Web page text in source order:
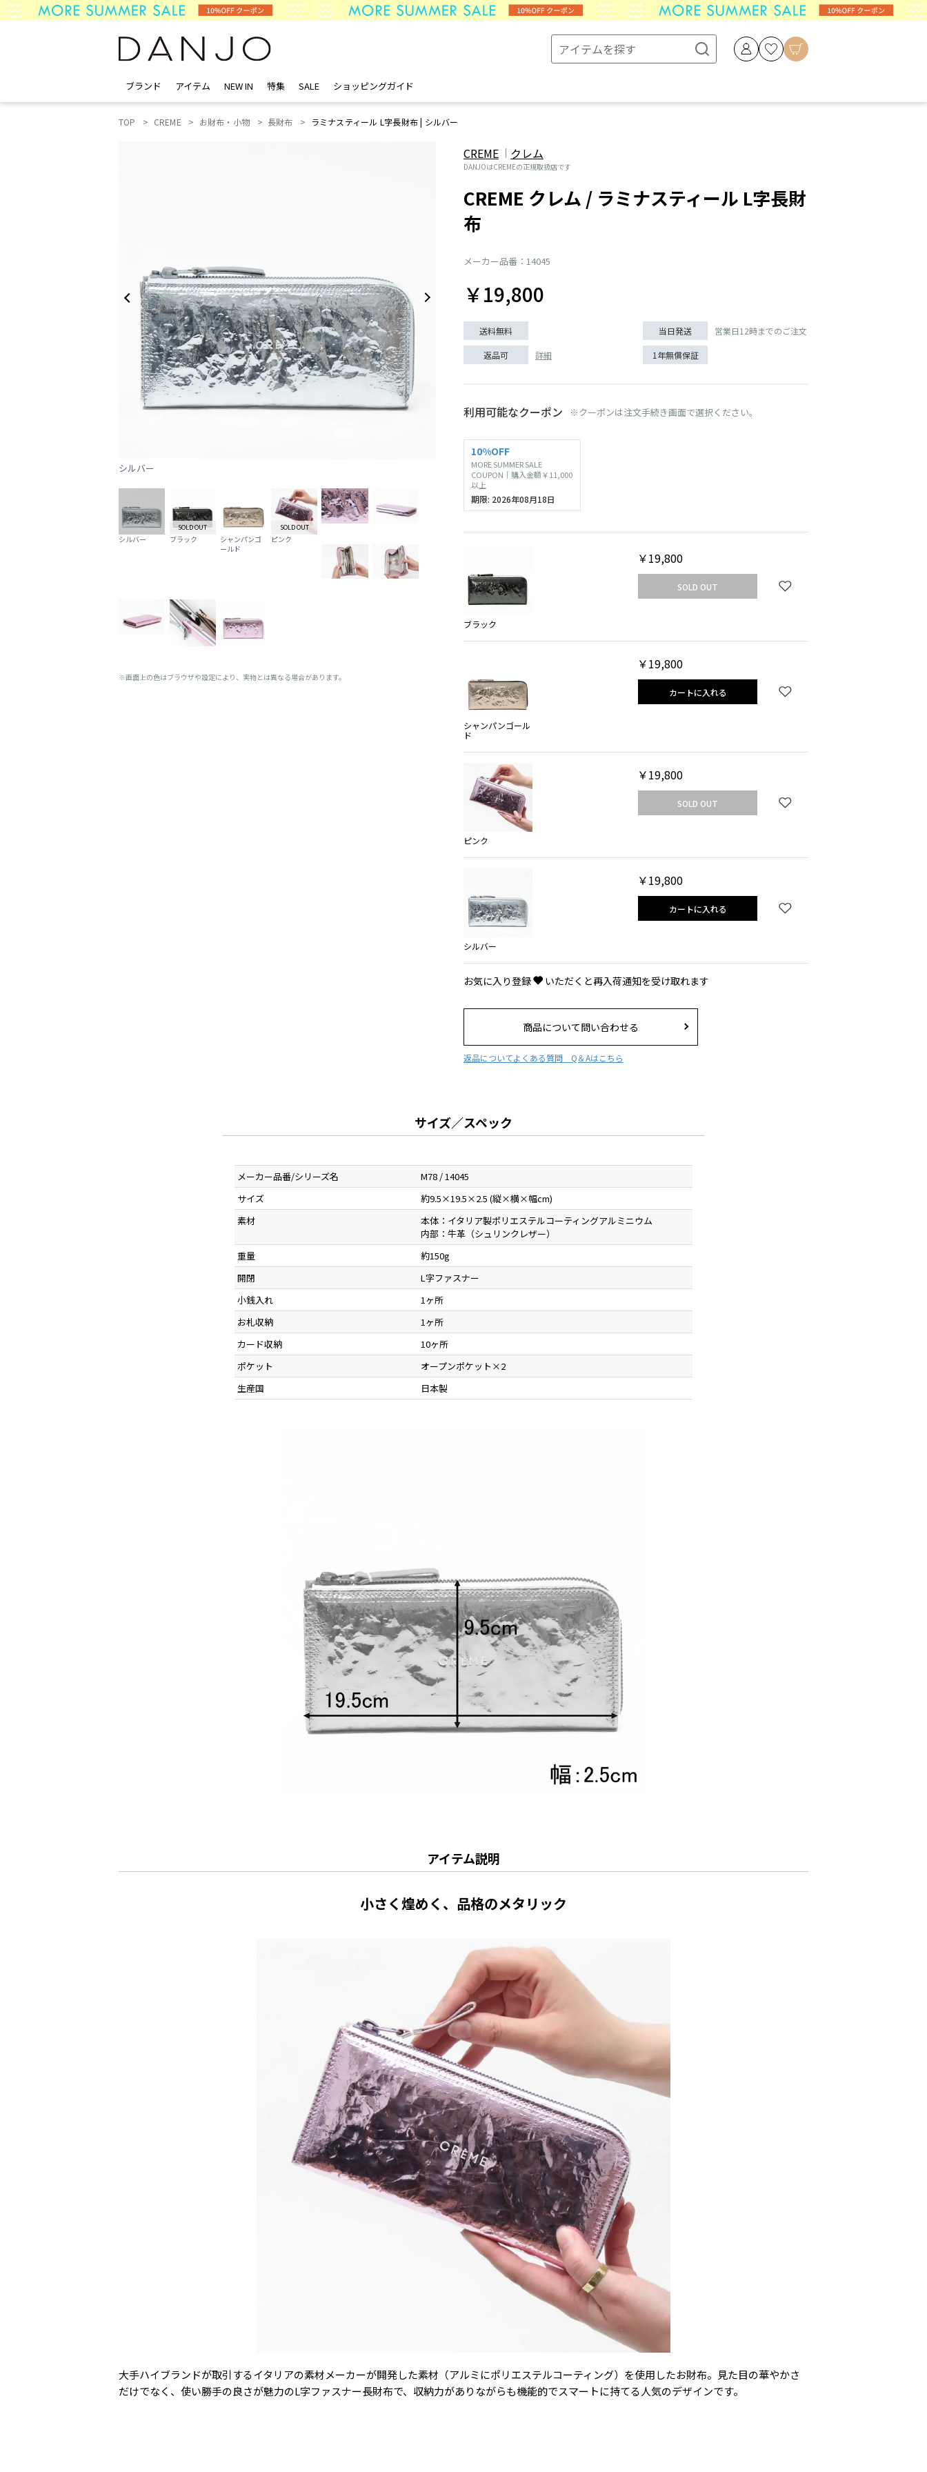
ブランド アイテム NEW IN 特集 SALE ショッピングガイド
TOP CREME お財布・小物 長財布 ラミナスティール L字長財布 | シルバー
シルバー
SOLD OUT
シルバー
SOLD OUT
ブラック
シャンパンゴ
ールド
SOLD OUT
ピンク
※画面上の色はブラウザや設定により、実物とは異なる場合があります。
CREME クレム
DANJOはCREMEの正規取扱店です
CREME クレム / ラミナスティール L字長財
布
メーカー品番：14045
￥19,800
送料無料 当日発送 営業日12時までのご注文
返品可 詳細 1年無償保証
利用可能なクーポン ※クーポンは注文手続き画面で選択ください。
10%OFF
MORE SUMMER SALE
COUPON｜購入金額￥11,000
以上
期限: 2026年08月18日
ブラック
￥19,800
SOLD OUT
シャンパンゴール
ド
￥19,800
カートに入れる
ピンク
￥19,800
SOLD OUT
シルバー
￥19,800
カートに入れる
お気に入り登録 いただくと再入荷通知を受け取れます
商品について問い合わせる
返品についてよくある質問 Q＆Aはこちら
サイズ／スペック
メーカー品番/シリーズ名
M78 / 14045
サイズ
約9.5×19.5×2.5 (縦×横×幅cm)
素材
本体：イタリア製ポリエステルコーティングアルミニウム
内部：牛革（シュリンクレザー）
重量
約150g
開閉
L字ファスナー
小銭入れ
1ヶ所
お札収納
1ヶ所
カード収納
10ヶ所
ポケット
オープンポケット×2
生産国
日本製
アイテム説明
小さく煌めく、品格のメタリック
大手ハイブランドが取引するイタリアの素材メーカーが開発した素材（アルミにポリエステルコーティング）を使用したお財布。見た目の華やかさ
だけでなく、使い勝手の良さが魅力のL字ファスナー長財布で、収納力がありながらも機能的でスマートに持てる人気のデザインです。